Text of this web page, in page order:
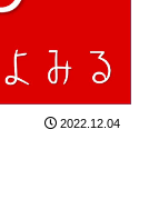
2022.12.04